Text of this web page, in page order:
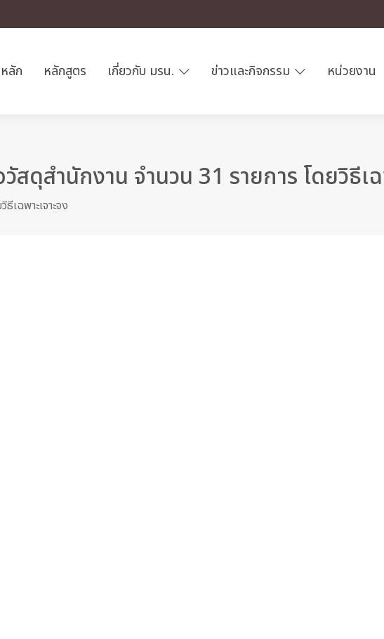
ลัก หลักสูตร เกี่ยวกับ มรน. ข่าวและกิจกรรม หน่วยงาน
สดุสำนักงาน จำนวน 31 รายการ โดยวิธีเฉ
เฉพาะเจาะจง